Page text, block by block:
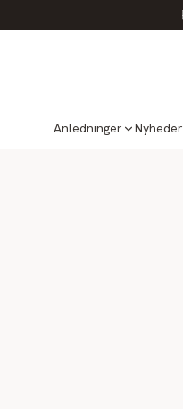
Anledninger Nyheder